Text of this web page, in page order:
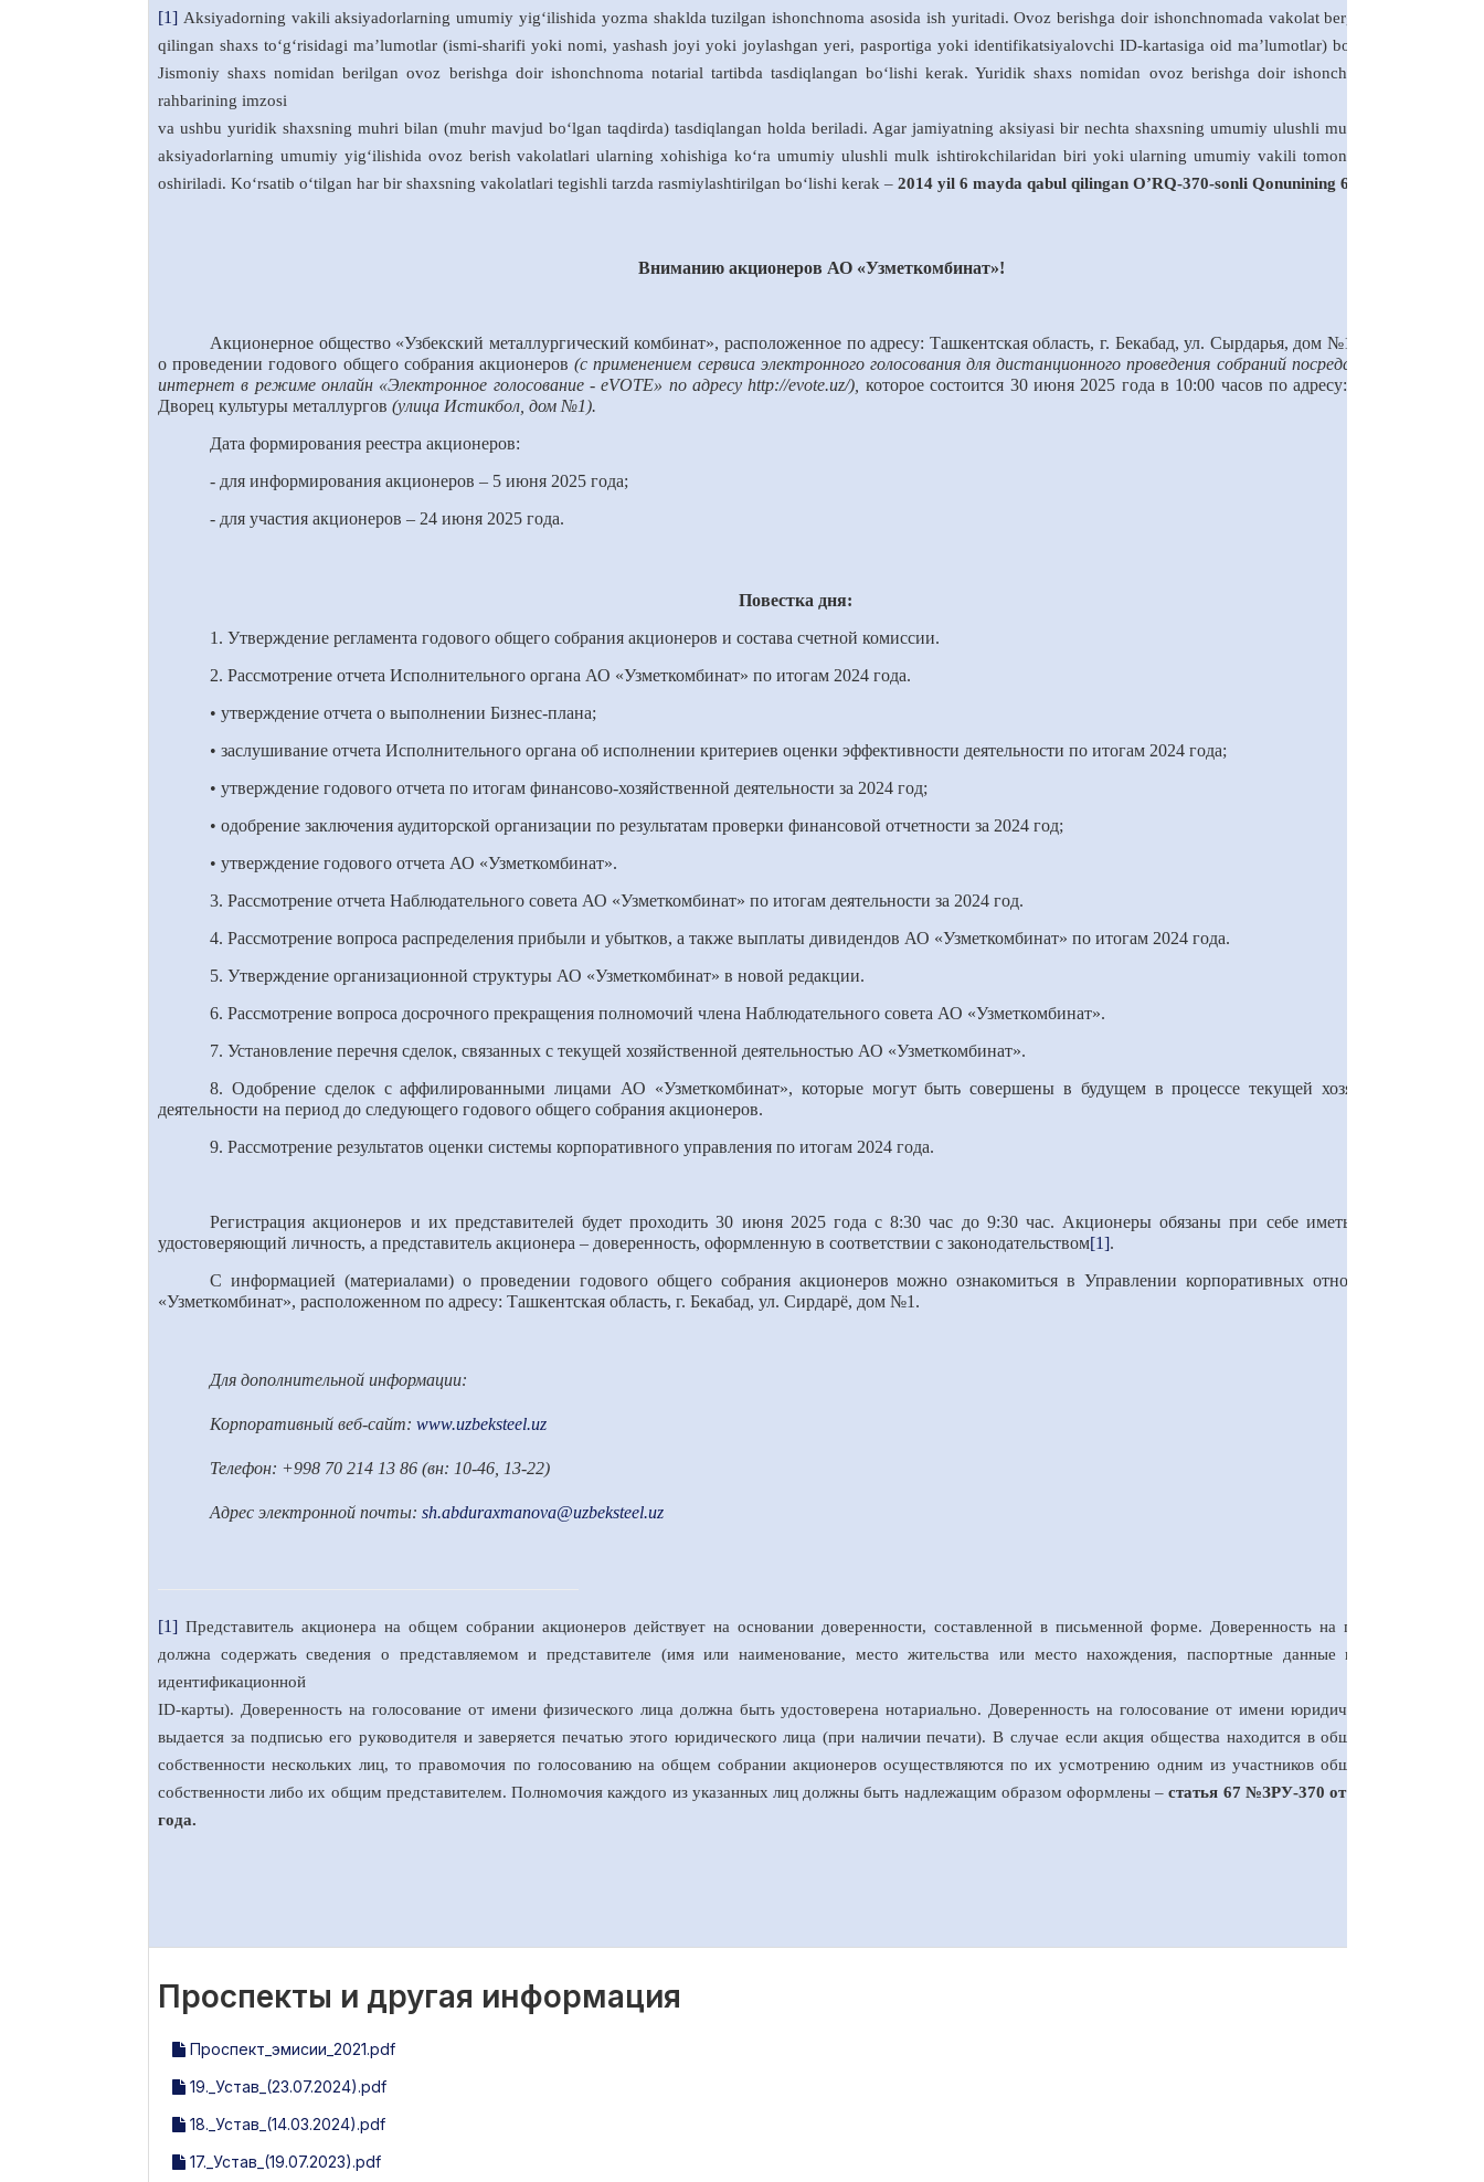
[1] Aksiyadorning vakili aksiyadorlarning umumiy yig‘ilishida yozma shaklda tuzilgan ishonchnoma asosida ish yuritadi. Ovoz berishga doir ishonchnomada vakolat bergan va vakil
qilingan shaxs to‘g‘risidagi ma’lumotlar (ismi-sharifi yoki nomi, yashash joyi yoki joylashgan yeri, pasportiga yoki identifikatsiyalovchi ID-kartasiga oid ma’lumotlar) bo‘lishi lozim.
Jismoniy shaxs nomidan berilgan ovoz berishga doir ishonchnoma notarial tartibda tasdiqlangan bo‘lishi kerak. Yuridik shaxs nomidan ovoz berishga doir ishonchnoma uning
rahbarining imzosi
va ushbu yuridik shaxsning muhri bilan (muhr mavjud bo‘lgan taqdirda) tasdiqlangan holda beriladi. Agar jamiyatning aksiyasi bir nechta shaxsning umumiy ulushli mulkida bo‘lsa,
aksiyadorlarning umumiy yig‘ilishida ovoz berish vakolatlari ularning xohishiga ko‘ra umumiy ulushli mulk ishtirokchilaridan biri yoki ularning umumiy vakili tomonidan amalga
oshiriladi. Ko‘rsatib o‘tilgan har bir shaxsning vakolatlari tegishli tarzda rasmiylashtirilgan bo‘lishi kerak – 2014 yil 6 mayda qabul qilingan O’RQ-370-sonli Qonunining 67 moddasi.
Вниманию акционеров АО «Узметкомбинат»!
Акционерное общество «Узбекский металлургический комбинат», расположенное по адресу: Ташкентская область, г. Бекабад, ул. Сырдарья, дом №1, сообщает
о проведении годового общего собрания акционеров(сприменением сервиса электронного голосования для дистанционного проведения собраний посредством сети
интернет в режиме онлайн «Электронное голосование - eVOTE» по адресу http://evote.uz/) которое состоится 30 июня 2025 года в 10:00 часовпо адресу: г. Бекабад,
Дворец культуры металлургов (улица Истикбол, дом №1).
Дата формирования реестра акционеров:
- для информирования акционеров – 5 июня 2025 года;
- для участия акционеров – 24 июня 2025 года.
Повестка дня:
1. Утверждение регламента годового общего собрания акционеров и состава счетной комиссии.
2. Рассмотрение отчета Исполнительного органа АО «Узметкомбинат» по итогам 2024 года.
• утверждение отчета о выполнении Бизнес-плана;
• заслушивание отчета Исполнительного органа об исполнении критериев оценки эффективности деятельности по итогам 2024 года;
• утверждение годового отчета по итогам финансово-хозяйственной деятельности за 2024 год;
• одобрение заключения аудиторской организации по результатам проверки финансовой отчетности за 2024 год;
• утверждение годового отчета АО «Узметкомбинат».
3. Рассмотрение отчета Наблюдательного совета АО «Узметкомбинат» по итогам деятельности за 2024 год.
4. Рассмотрение вопроса распределения прибыли и убытков, а также выплаты дивидендов АО «Узметкомбинат» по итогам 2024 года.
5. Утверждение организационной структуры АО «Узметкомбинат» в новой редакции.
6. Рассмотрение вопроса досрочного прекращения полномочий члена Наблюдательного совета АО «Узметкомбинат».
7. Установление перечня сделок, связанных с текущей хозяйственной деятельностью АО «Узметкомбинат».
8. Одобрение сделок с аффилированными лицами АО «Узметкомбинат», которые могут быть совершены в будущем в процессе текущей хозяйственной
деятельности на период до следующего годового общего собрания акционеров.
9. Рассмотрение результатов оценки системы корпоративного управления по итогам 2024 года.
Регистрация акционеров и их представителей будет проходить 30 июня 2025 года с 8:30 час до 9:30 час. Акционеры обязаны при себе иметь документ,
удостоверяющий личность, а представитель акционера – доверенность, оформленную в соответствии с законодательством[1].
С информацией (материалами) о проведении годового общего собрания акционеров можно ознакомиться в Управлении корпоративных отношений АО
«Узметкомбинат», расположенном по адресу: Ташкентская область, г. Бекабад, ул. Сирдарё, дом №1.
Для дополнительной информации:
Корпоративный веб-сайт:www.uzbeksteel.uz
Телефон: +998 70 214 13 86 (вн: 10-46, 13-22)
Адрес электронной почты:sh.abduraxmanova@uzbeksteel.uz
[1] Представитель акционера на общем собрании акционеров действует на основании доверенности, составленной в письменной форме. Доверенность на голосование
должна содержать сведения о представляемом и представителе (имя или наименование, место жительства или место нахождения, паспортные данные или данные
идентификационной
ID-карты). Доверенность на голосование от имени физического лица должна быть удостоверена нотариально. Доверенность на голосование от имени юридического лица
выдается за подписью его руководителя и заверяется печатью этого юридического лица (при наличии печати). В случае если акция общества находится в общей долевой
собственности нескольких лиц, то правомочия по голосованию на общем собрании акционеров осуществляются по их усмотрению одним из участников общей долевой
собственности либо их общим представителем. Полномочия каждого из указанных лиц должны быть надлежащим образом оформлены –статья 67 №ЗРУ-370 от 6 мая 2014
года.
Проспекты и другая информация
Проспект_эмисии_2021.pdf
19._Устав_(23.07.2024).pdf
18._Устав_(14.03.2024).pdf
17._Устав_(19.07.2023).pdf